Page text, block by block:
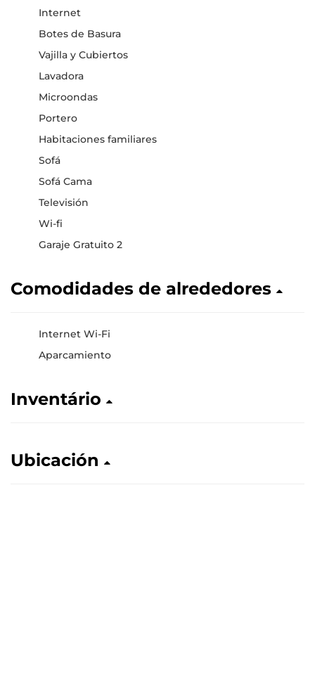
Internet
Botes de Basura
Vajilla y Cubiertos
Lavadora
Microondas
Portero
Habitaciones familiares
Sofá
Sofá Cama
Televisión
Wi-fi
Garaje Gratuito 2
Comodidades de alrededores
Internet Wi-Fi
Aparcamiento
Inventário
Ubicación